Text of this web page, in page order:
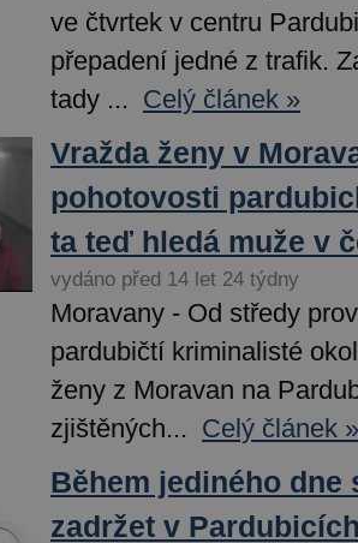
ve čtvrtek v centru
přepadení jedné z trafik.
tady ... Celý článek »
Vražda ženy v
pohotovosti
ta teď hledá muže v
vydáno před 14 let 24 týdny
Moravany - Od středy
pardubičtí kriminalisté
ženy z Moravan na
zjištěných... Celý článek »
Během jediného dne
zadržet v